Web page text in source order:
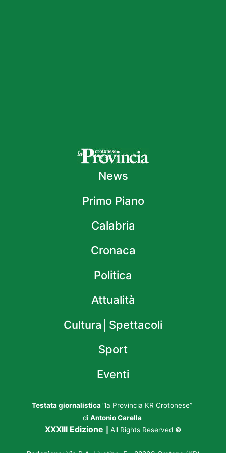
News
Primo Piano
Calabria
Cronaca
Politica
Attualità
Cultura│Spettacoli
Sport
Eventi
Testata giornalistica “la Provincia KR Crotonese”
di Antonio Carella
XXXIII Edizione All Rights Reserved ©